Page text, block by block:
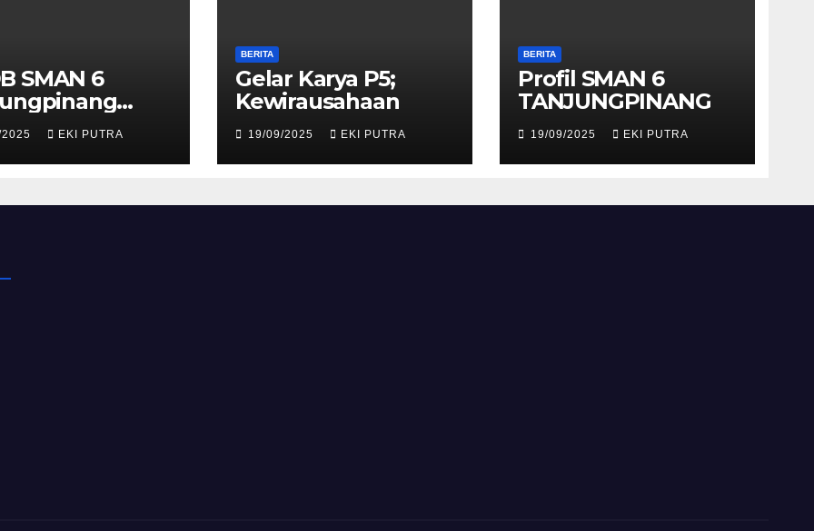
SMAN 6
2024EKI PUTRA
BERITA
Gelar Karya P5;
Kewirausahaan
19/09/2025 EKI PUTRA
BERITA
Profil SMAN 6
TANJUNGPINANG
19/09/2025 EKI PUTRA